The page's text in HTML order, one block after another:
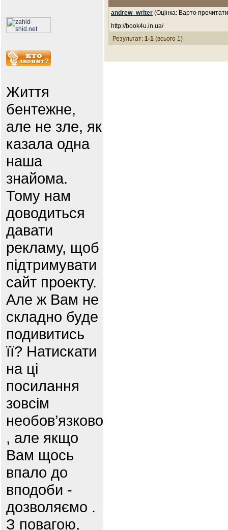
Життя
бентежне,
але не зле, як
казала одна
наша
знайома.
Тому нам
доводиться
давати
рекламу, щоб
підтримувати
сайт проекту.
Але ж Вам не
складно буде
подивитись
її? Натискати
на ці
посилання
зовсім
необов’язково
, але якщо
Вам щось
впало до
вподоби -
дозволяємо .
З повагою,
andrew_writer (Оцінка: Варто
http://book4u.in.ua/
Результат: 1-1 (всього 1)